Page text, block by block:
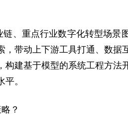
、重点行业数字化转型场景
带动上下游工具打通、数据
建基于模型的系统工程方法
。
？